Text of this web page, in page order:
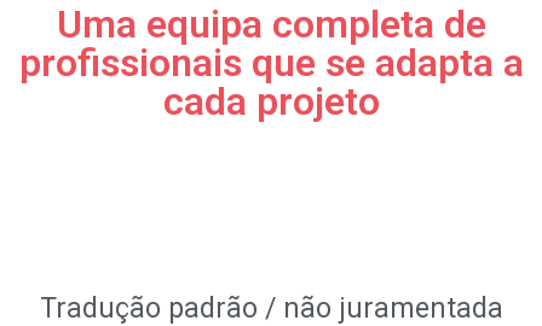
Uma equipa completa de
profissionais que se adapta a
cada projeto
Tradução padrão / não juramentada